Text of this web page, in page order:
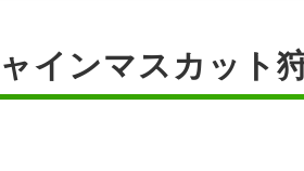
インマスカット